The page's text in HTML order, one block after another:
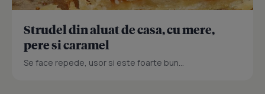
Strudel din aluat de casa, cu mere,
pere si caramel
Se face repede, usor si este foarte bun...